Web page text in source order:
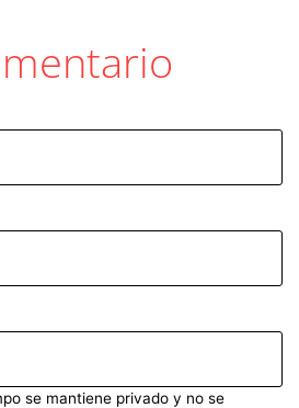
se mantiene privado y no se